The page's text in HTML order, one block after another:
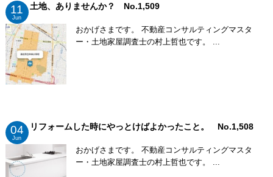
11
Jun
土地、ありませんか？ No.1,509
おかげさまです。 不動産コンサルティングマスタ
ー・土地家屋調査士の村上哲也です。 ...
04
Jun
リフォームした時にやっとけばよかったこと。 No.1,508
おかげさまです。 不動産コンサルティングマスタ
ー・土地家屋調査士の村上哲也です。 ...